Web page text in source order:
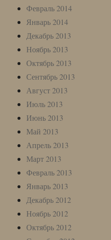
Февраль 2014
Январь 2014
Декабрь 2013
Ноябрь 2013
Октябрь 2013
Сентябрь 2013
Август 2013
Июль 2013
Июнь 2013
Май 2013
Апрель 2013
Март 2013
Февраль 2013
Январь 2013
Декабрь 2012
Ноябрь 2012
Октябрь 2012